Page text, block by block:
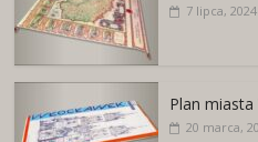
7 lipca, 2024
Plan miasta
20 marca,